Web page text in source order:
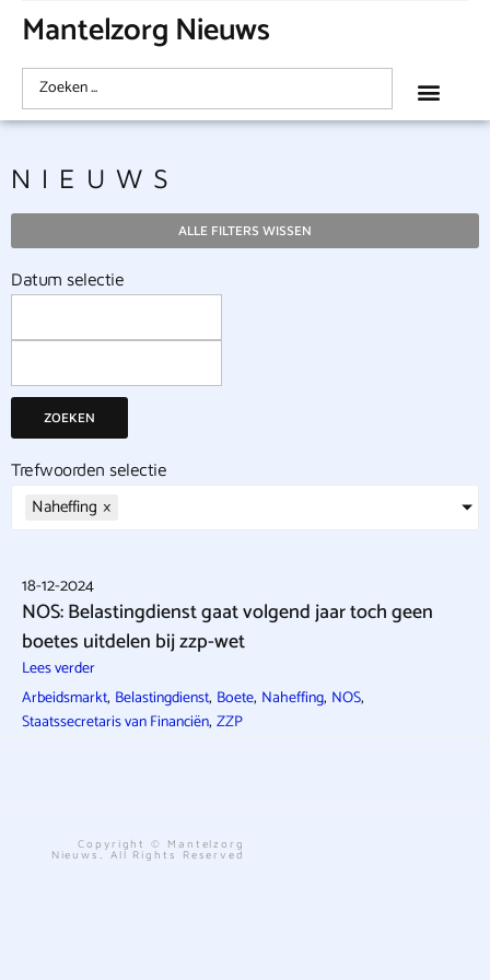
Mantelzorg Nieuws
NIEUWS
ALLE FILTERS WISSEN
Datum selectie
ZOEKEN
Trefwoorden selectie
Naheffing ×
18-12-2024
NOS: Belastingdienst gaat volgend jaar toch geen
boetes uitdelen bij zzp-wet
Lees verder
Arbeidsmarkt, Belastingdienst, Boete, Naheffing, NOS,
Staatssecretaris van Financiën, ZZP
Copyright © Mantelzorg
Nieuws. All Rights Reserved